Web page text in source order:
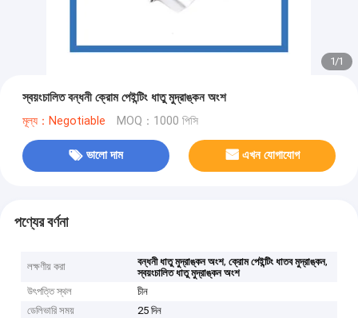
1/1
স্বয়ংচালিত বন্ধনী ক্রোম পেইন্টিং ধাতু মুদ্রাঙ্কন অংশ
মূল্য：Negotiable MOQ：1000 পিসি
ভালো দাম এখন যোগাযোগ
পণ্যের বর্ণনা
লক্ষণীয় করা বন্ধনী ধাতু মুদ্রাঙ্কন অংশ,ক্রোম পেইন্টিং ধাতব মুদ্রাঙ্কন,
স্বয়ংচালিত ধাতু মুদ্রাঙ্কন অংশ
উৎপত্তি স্থল
চীন
ডেলিভারি সময়
25 দিন